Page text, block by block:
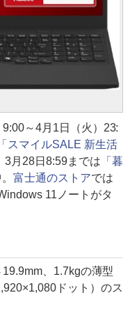
～4月1日（火）23:
スマイルSALE 新生活
3月28日8:59までは 「暮
富士通のストアでは
11ノートがタ
、1.7kgの薄型
ドット）のス